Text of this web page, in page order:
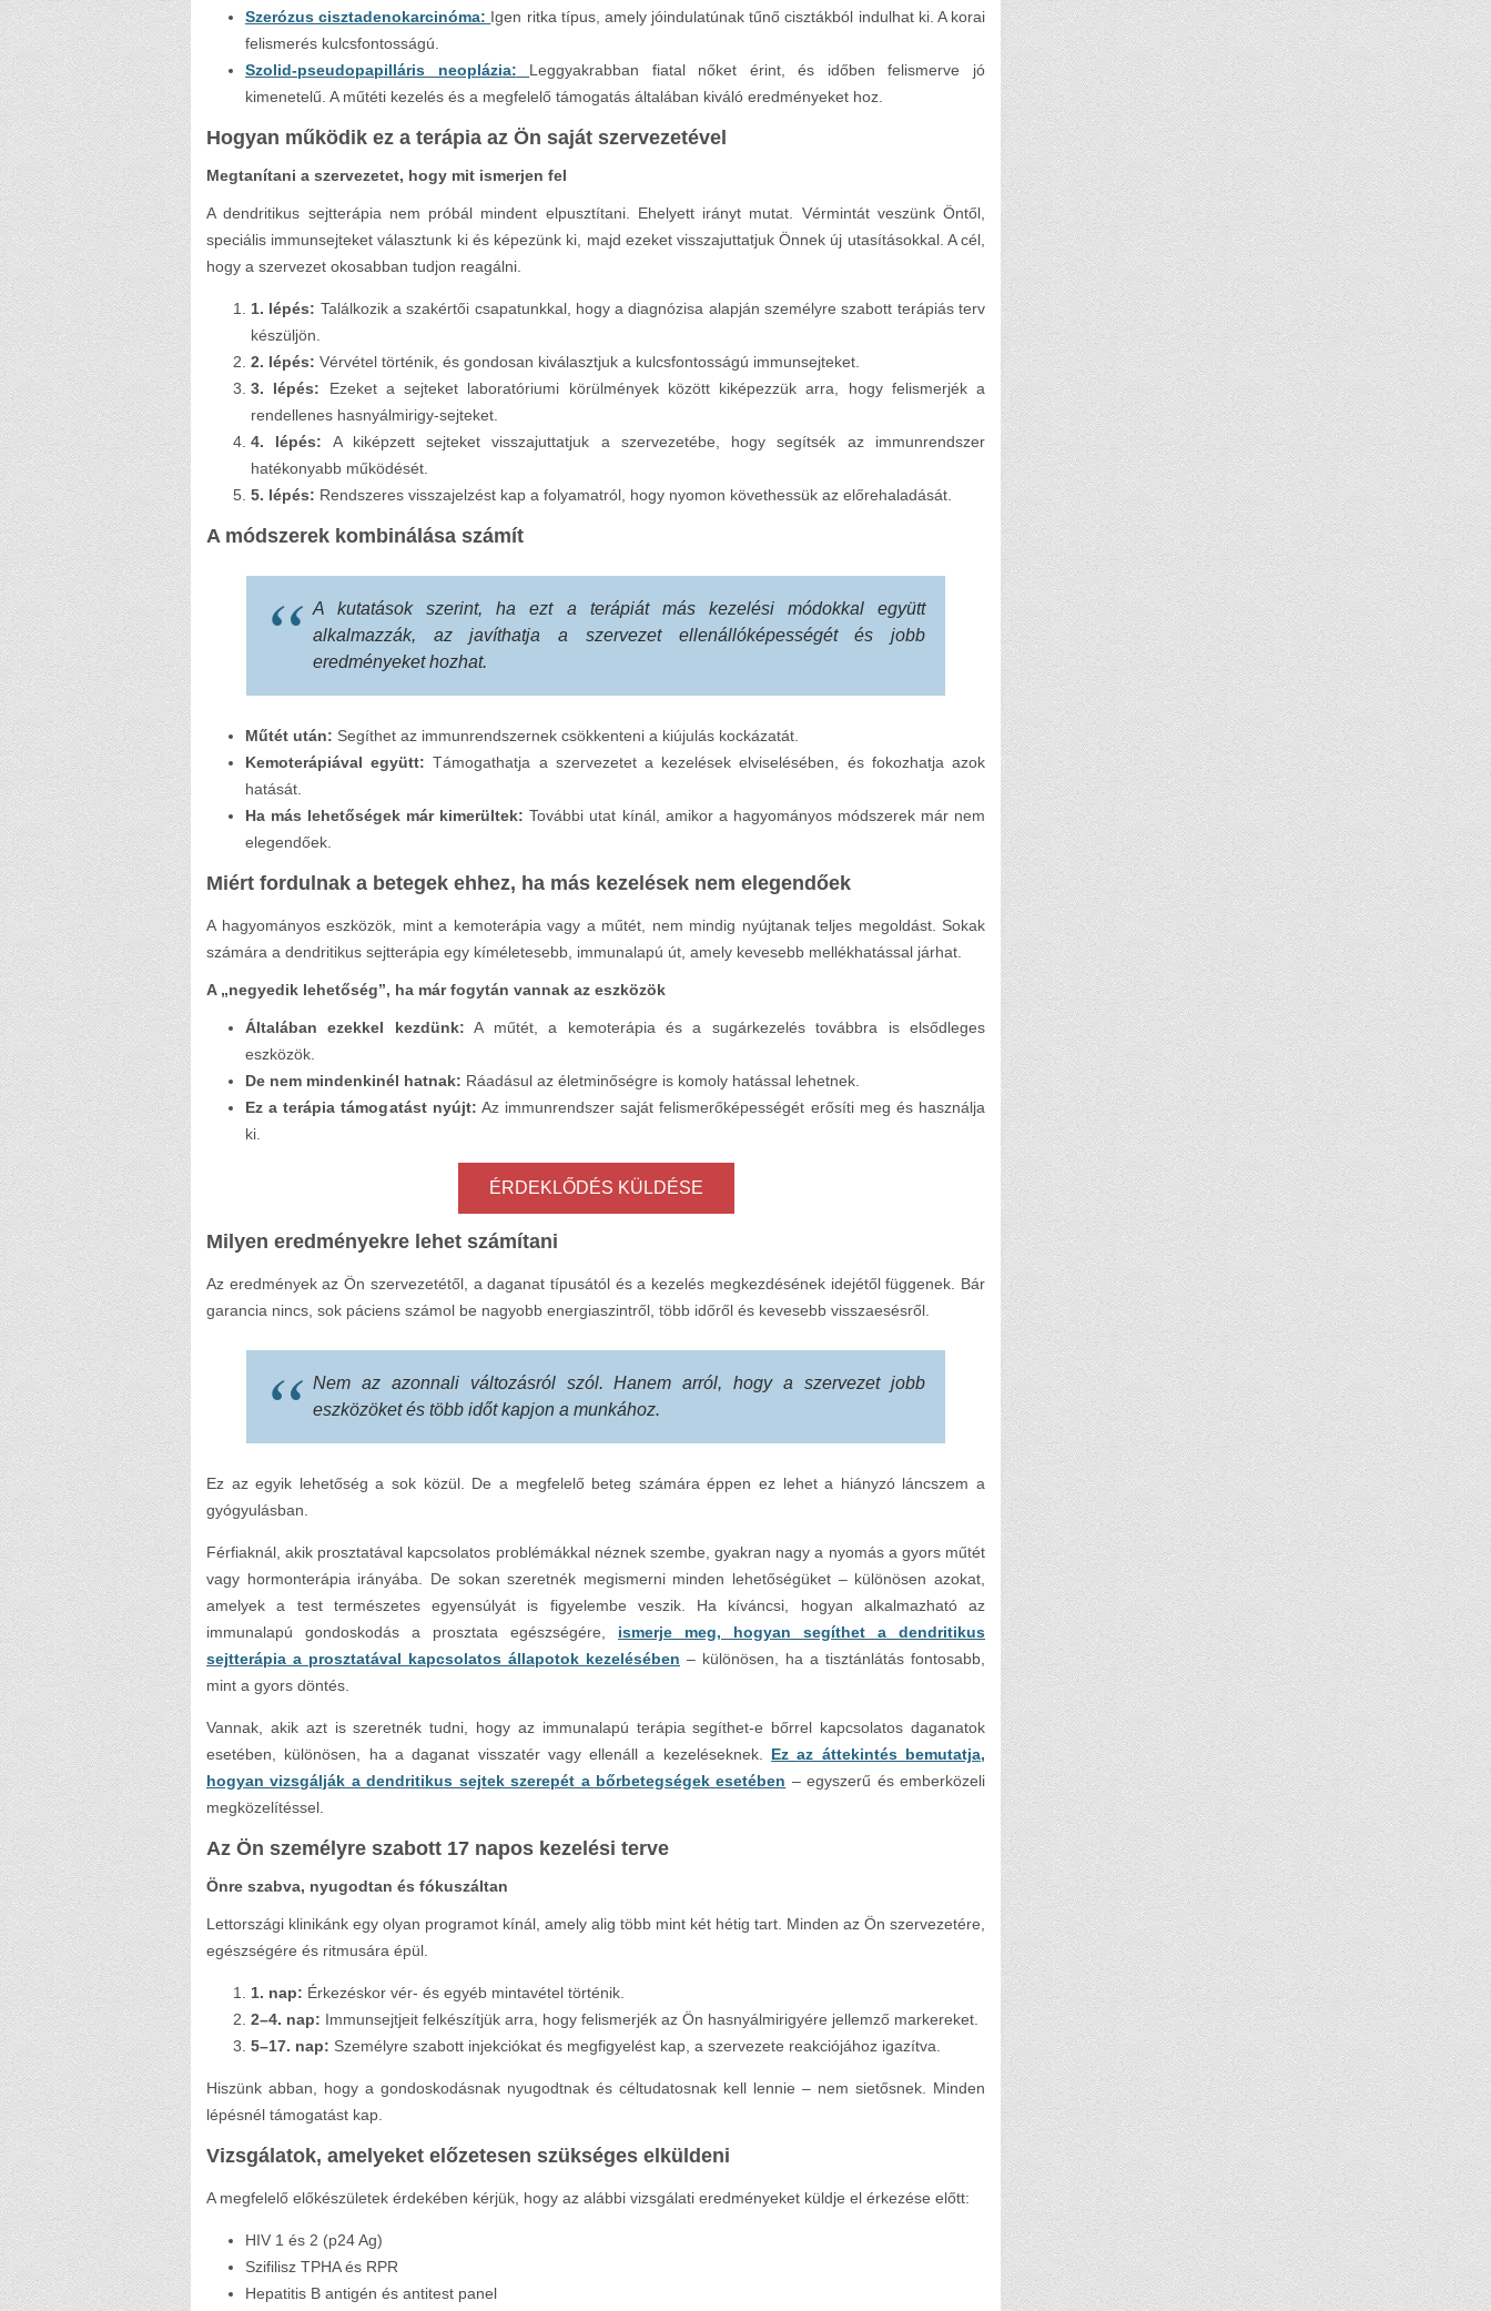
Szerózus cisztadenokarcinóma: Igen ritka típus, amely jóindulatúnak tűnő cisztákból indulhat ki. A korai
felismerés kulcsfontosságú.
Szolid-pseudopapilláris neoplázia:
Leggyakrabban fiatal nőket érint, és időben felismerve jó
kimenetelű. A műtéti kezelés és a megfelelő támogatás általában kiváló eredményeket hoz.
Hogyan működik ez a terápia az Ön saját szervezetével
Megtanítani a szervezetet, hogy mit ismerjen fel
A dendritikus sejtterápia nem próbál mindent elpusztítani. Ehelyett irányt mutat. Vérmintát veszünk Öntől,
speciális immunsejteket választunk ki és képezünk ki, majd ezeket visszajuttatjuk Önnek új utasításokkal. A cél,
hogy a szervezet okosabban tudjon reagálni.
1. lépés: Találkozik a szakértői csapatunkkal, hogy a diagnózisa alapján személyre szabott terápiás terv
készüljön.
2. lépés: Vérvétel történik, és gondosan kiválasztjuk a kulcsfontosságú immunsejteket.
3. lépés: Ezeket a sejteket laboratóriumi körülmények között kiképezzük arra, hogy felismerjék a
rendellenes hasnyálmirigy-sejteket.
4. lépés: A kiképzett sejteket visszajuttatjuk a szervezetébe, hogy segítsék az immunrendszer
hatékonyabb működését.
5. lépés: Rendszeres visszajelzést kap a folyamatról, hogy nyomon követhessük az előrehaladását.
A módszerek kombinálása számít
A kutatások szerint, ha ezt a terápiát más kezelési módokkal együtt
alkalmazzák, az javíthatja a szervezet ellenállóképességét és jobb
eredményeket hozhat.
Műtét után: Segíthet az immunrendszernek csökkenteni a kiújulás kockázatát.
Kemoterápiával együtt: Támogathatja a szervezetet a kezelések elviselésében, és fokozhatja azok
hatását.
Ha más lehetőségek már kimerültek: További utat kínál, amikor a hagyományos módszerek már nem
elegendőek.
Miért fordulnak a betegek ehhez, ha más kezelések nem elegendőek
A hagyományos eszközök, mint a kemoterápia vagy a műtét, nem mindig nyújtanak teljes megoldást. Sokak
számára a dendritikus sejtterápia egy kíméletesebb, immunalapú út, amely kevesebb mellékhatással járhat.
A „negyedik lehetőség”, ha már fogytán vannak az eszközök
Általában ezekkel kezdünk: A műtét, a kemoterápia és a sugárkezelés továbbra is elsődleges
eszközök.
De nem mindenkinél hatnak: Ráadásul az életminőségre is komoly hatással lehetnek.
Ez a terápia támogatást nyújt: Az immunrendszer saját felismerőképességét erősíti meg és használja
ki.
ÉRDEKLŐDÉS KÜLDÉSE
Milyen eredményekre lehet számítani
Az eredmények az Ön szervezetétől, a daganat típusától és a kezelés megkezdésének idejétől függenek. Bár
garancia nincs, sok páciens számol be nagyobb energiaszintről, több időről és kevesebb visszaesésről.
Nem az azonnali változásról szól. Hanem arról, hogy a szervezet jobb
eszközöket és több időt kapjon a munkához.
Ez az egyik lehetőség a sok közül. De a megfelelő beteg számára éppen ez lehet a hiányzó láncszem a
gyógyulásban.
Férfiaknál, akik prosztatával kapcsolatos problémákkal néznek szembe, gyakran nagy a nyomás a gyors műtét
vagy hormonterápia irányába. De sokan szeretnék megismerni minden lehetőségüket – különösen azokat,
amelyek a test természetes egyensúlyát is figyelembe veszik. Ha kíváncsi, hogyan alkalmazható az
immunalapú gondoskodás a prosztata egészségére, ismerje meg, hogyan segíthet a dendritikus
sejtterápia a prosztatával kapcsolatos állapotok kezelésében – különösen, ha a tisztánlátás fontosabb,
mint a gyors döntés.
Vannak, akik azt is szeretnék tudni, hogy az immunalapú terápia segíthet-e bőrrel kapcsolatos daganatok
esetében, különösen, ha a daganat visszatér vagy ellenáll a kezeléseknek. Ez az áttekintés bemutatja,
hogyan vizsgálják a dendritikus sejtek szerepét a bőrbetegségek esetében – egyszerű és emberközeli
megközelítéssel.
Az Ön személyre szabott 17 napos kezelési terve
Önre szabva, nyugodtan és fókuszáltan
Lettországi klinikánk egy olyan programot kínál, amely alig több mint két hétig tart. Minden az Ön szervezetére,
egészségére és ritmusára épül.
1. nap: Érkezéskor vér- és egyéb mintavétel történik.
2–4. nap: Immunsejtjeit felkészítjük arra, hogy felismerjék az Ön hasnyálmirigyére jellemző markereket.
5–17. nap: Személyre szabott injekciókat és megfigyelést kap, a szervezete reakciójához igazítva.
Hiszünk abban, hogy a gondoskodásnak nyugodtnak és céltudatosnak kell lennie – nem sietősnek. Minden
lépésnél támogatást kap.
Vizsgálatok, amelyeket előzetesen szükséges elküldeni
A megfelelő előkészületek érdekében kérjük, hogy az alábbi vizsgálati eredményeket küldje el érkezése előtt:
HIV 1 és 2 (p24 Ag)
Szifilisz TPHA és RPR
Hepatitis B antigén és antitest panel